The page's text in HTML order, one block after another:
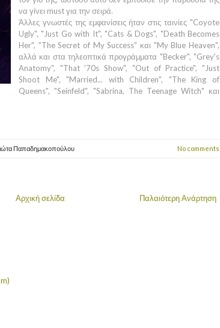
να γίνει must για την σειρά.
Άλλες γνωστές της εμφανίσεις ήταν στις ταινίες "Coyote
Ugly", "Just Go with It", "Cats & Dogs", "Death Becomes
Her", "The Secret of My Success" και "My Blue Heaven",
αλλά και στα τηλεοπτικά προγράμματα "Becker", "Grey's
Anatomy", "That '70s Show", "Out of Practice", "Just
Shoot Me", "Married... with Children", "The King of
Queens", "Seinfeld", "Sabrina, The Teenage Witch" και
Παπαδημακοπούλου No comments
Παλαιότερη Ανάρτηση
Αρχική σελίδα